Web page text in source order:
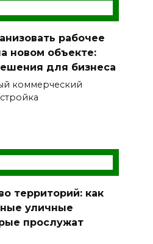
рабочее
новом объекте:
для бизнеса
коммерческий
территорий: как
уличные
прослужат